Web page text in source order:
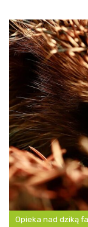
Opieka nad dziką